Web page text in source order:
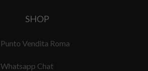
SHOP
Punto Vendita Roma
Whatsapp Chat